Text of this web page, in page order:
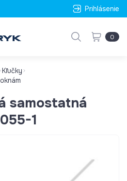
Prihlásenie
0
Kľučky
samostatná
1